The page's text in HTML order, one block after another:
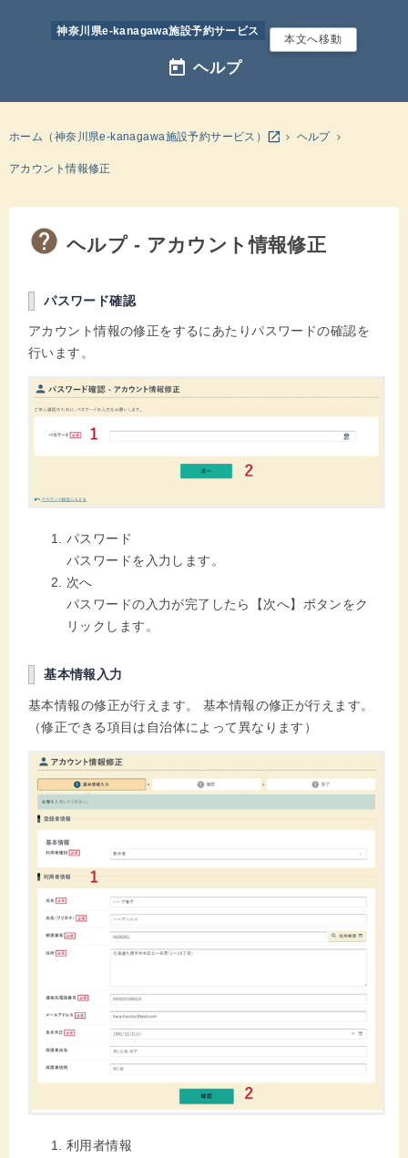
神奈川県e-kanagawa施設予約サービス
本文へ移動
today ヘルプ
ホーム（神奈川県e-kanagawa施設予約サービス） open_in_new ヘルプ
アカウント情報修正
ヘルプ - アカウント情報修正
パスワード確認
アカウント情報の修正をするにあたりパスワードの確認を
行います。
パスワード
パスワードを入力します。
次へ
パスワードの入力が完了したら【次へ】ボタンをク
リックします。
基本情報入力
基本情報の修正が行えます。 基本情報の修正が行えます。
（修正できる項目は自治体によって異なります）
利用者情報